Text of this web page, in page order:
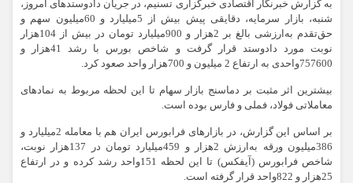
به گزارش خبرنگار اقتصادی خبرگزاری تسنیم، در جریان دادوستدهای امروز،
شنبه، بازار سرمایه، دقایقی پیش بیش از 5میلیارد و 60میلیون سهم و
حق‌تقدم به‌ارزشی بالغ بر 2هزار و 900میلیارد تومان در بیش از 104هزار
نوبت مورد دادوستد قرار گرفت و شاخص بورس با رشد 41هزار و
757600واحدی به ارتفاع 2 میلیون و 700هزار واحد صعود کرد.
بیشترین اثر مثبت بر دماسنج بازار سهام تا این لحظه مربوط به نمادهای
معاملاتی فولاد، فملی و فارس بوده است.
بر اساس این گزارش، در بازارهای فرابورس ایران هم با معامله 2میلیارد و
386میلیون ورقه به‌ارزش 2هزار و 459میلیارد تومان در 137هزار نوبت،
شاخص فرابورس (آیفکس) تا این لحظه 151واحد رشد کرده و در ارتفاع
25هزار و 822واحد قرار گرفته است.